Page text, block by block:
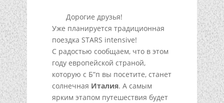
Дорогие друзья!
Уже планируется традиционная
поездка STARS intensive!
С радостью сообщаем, что в этом
году европейской страной,
которую с Б”п вы посетите, станет
солнечная Италия. А самым
ярким этапом путешествия будет